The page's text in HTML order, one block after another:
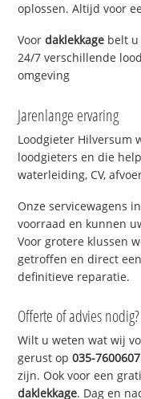
oplossen. Altijd voor
Voordaklekkage belt u
24/7 verschillende
omgeving
Jarenlange ervaring
Loodgieter Hilversum
loodgieters en die
waterleiding, CV,
Onze servicewagens
voorraad en kunnen
Voor grotere klussen
getroffen en direct
definitieve reparatie.
Offerte of advies nodig?
Wilt u weten wat wij
gerust op035-7600607
zijn. Ook voor een
daklekkage. Dag en